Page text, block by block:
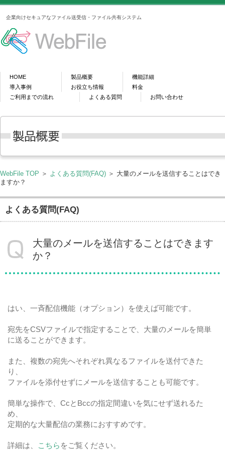
企業向けセキュアなファイル送受信・ファイル共有システム
HOME 製品概要
機能詳細
導入事例
お役立ち情報
料金
ご利用までの流れ
よくある質問 お問い合わせ
WebFile TOP ＞ よくある質問(FAQ) ＞ 大量のメールを送信することはでき
ますか？
よくある質問(FAQ)
大量のメールを送信することはできます
か？
はい、一斉配信機能（オプション）を使えば可能です。
宛先をCSVファイルで指定することで、大量のメールを簡単
に送ることができます。
また、複数の宛先へそれぞれ異なるファイルを送付できた
り、
ファイルを添付せずにメールを送信することも可能です。
簡単な操作で、CcとBccの指定間違いを気にせず送れるた
め、
定期的な大量配信の業務におすすめです。
詳細は、 こちら をご覧ください。